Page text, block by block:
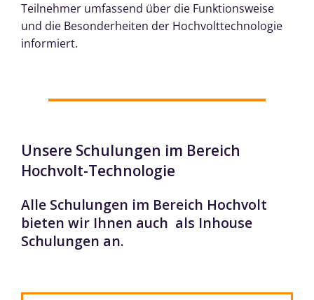
Teilnehmer umfassend über die Funktionsweise
und die Besonderheiten der Hochvolttechnologie
informiert.
Unsere Schulungen im Bereich
Hochvolt-Technologie
Alle Schulungen im Bereich Hochvolt
bieten wir Ihnen auch als Inhouse
Schulungen an.